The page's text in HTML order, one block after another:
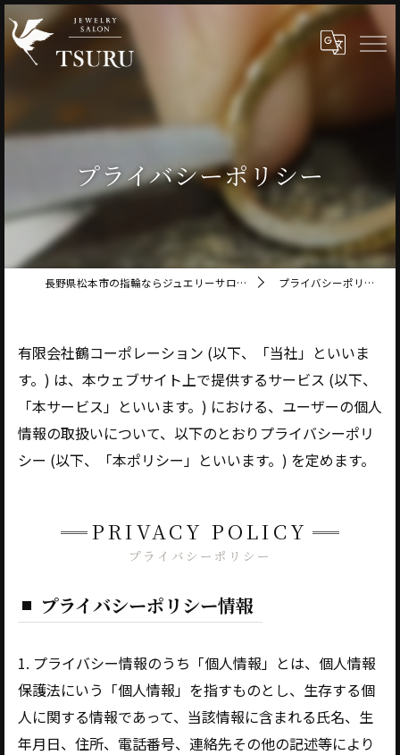
プライバシーポリシー
長野県松本市の指輪ならジュエリーサロン鶴 プライバシーポリシー
有限会社鶴コーポレーション (以下、「当社」といいま
す。) は、本ウェブサイト上で提供するサービス (以下、
「本サービス」といいます。) における、ユーザーの個人
情報の取扱いについて、以下のとおりプライバシーポリ
シー (以下、「本ポリシー」といいます。) を定めます。
プライバシーポリシー
PRIVACY POLICY
プライバシーポリシー情報
1. プライバシー情報のうち「個人情報」とは、個人情報
保護法にいう「個人情報」を指すものとし、生存する個
人に関する情報であって、当該情報に含まれる氏名、生
年月日、住所、電話番号、連絡先その他の記述等により